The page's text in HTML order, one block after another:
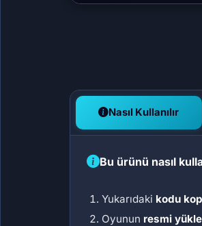
Nasıl Kullanılır
Bu ürünü nasıl
Yukarıdaki kodu
Oyunun resmi